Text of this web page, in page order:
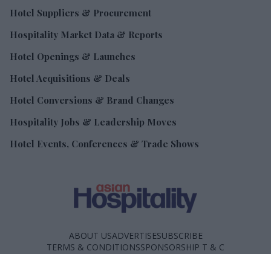
Hotel Suppliers & Procurement
Hospitality Market Data & Reports
Hotel Openings & Launches
Hotel Acquisitions & Deals
Hotel Conversions & Brand Changes
Hospitality Jobs & Leadership Moves
Hotel Events, Conferences & Trade Shows
ABOUT USADVERTISESUBSCRIBE
TERMS & CONDITIONSSPONSORSHIP T & C